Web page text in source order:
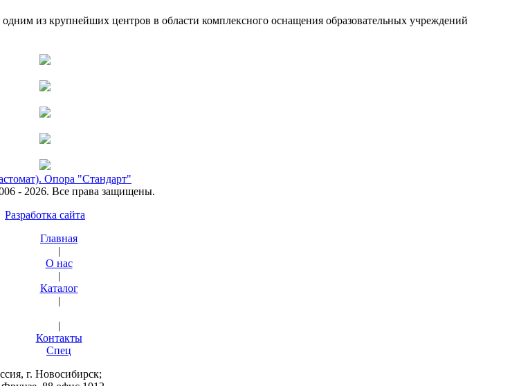
из крупнейших центров в области комплексного оснащения образовательных учреждений
Опора "Стандарт"
- 2026. Все права защищены.
Разработка сайта
Главная
|
О нас
|
Каталог
|
|
Контакты
Спец
г. Новосибирск;